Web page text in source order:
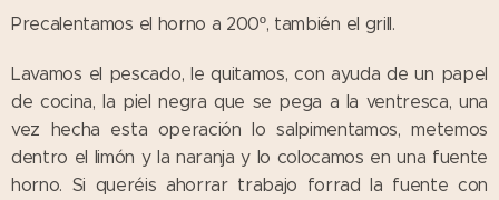
Precalentamos el horno a 200º, también el grill.
Lavamos el pescado, le quitamos, con ayuda de un papel
de cocina, la piel negra que se pega a la ventresca, una
vez hecha esta operación lo salpimentamos, metemos
dentro el limón y la naranja y lo colocamos en una fuente
horno. Si queréis ahorrar trabajo forrad la fuente con